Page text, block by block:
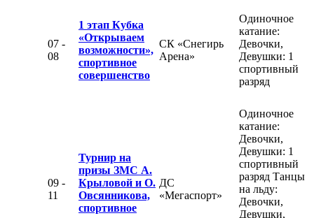
07 -
08
1 этап Кубка
«Открываем
возможности»,
спортивное
совершенство
СК «Снегирь
Арена»
Одиночное
катание:
Девочки,
Девушки: 1
спортивный
разряд
09 -
11
Турнир на
призы ЗМС А.
Крыловой и О.
Овсянникова,
спортивное
ДС
«Мегаспорт»
Одиночное
катание:
Девочки,
Девушки: 1
спортивный
разряд Танцы
на льду:
Девочки,
Девушки,